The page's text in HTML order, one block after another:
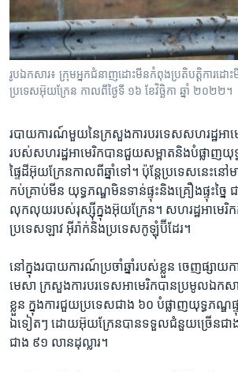
រំលង​
និង​
ទៅ​
ស្វែង​
រក
Khmer English
បណ្តាញ​សង្គម
ភាសា
រូបឯកសារ៖ ក្រុមអ្នកជំនាញដោះមីនកំពុងប្រតិបត្តិការដ
ប្រទេសអ៊ុយក្រែន កាលពីថ្ងៃទី ១៦ ខែវិច្ឆិកា ឆ្នាំ ២០២២។
របាយការណ៍​មួយ​នៃក្រសួង​ការបរទេស​សហរដ្ឋ​អា
របស់​សហរដ្ឋ​អាមេរិក​បាន​ជួយ​សម្អាត​និង​បំផ្លាញ​យុ
ផ្ទៃដី​អ៊ុយក្រែន​កាល​ពី​ឆ្នាំ​ទៅ។ ប៉ុន្តែ​ប្រទេស​នេះ​នៅ​
កប់គ្រាប់មីន ​យុទ្ធភណ្ឌ​មិន​ទាន់​ផ្ទុះ​និងគ្រឿង​ផ្ទុះច្នៃ​
លុកលុយរបស់​រុស្ស៊ី​ក្នុង​អ៊ុយក្រែន។ សហរដ្ឋ​អាមេរិ
ប្រទេស​ឡាវ​ អ៊ីរ៉ាក់និង​ប្រទេស​កូឡុំប៊ី​ដែរ។ ​
នៅ​ក្នុង​របាយការណ៍​ប្រចាំឆ្នាំរបស់​ខ្លួន ចេញផ្សាយក
មេសា ក្រសួង​ការបរទេស​អាមេរិក​បាន​ប្រមូល​ឯកស
ខ្លួន ក្នុងការ​ជួយ​ប្រទេសជាង​ ៦០ បំផ្លាញយុទ្ធភណ្ឌ​ផ្
ឯទៀតៗ ដោយ​អ៊ុយក្រែន​បាន​ទទួល​ជំនួយ​ច្រើន​ជា
ជាង​ ៩១ លាន​ដុល្លារ។